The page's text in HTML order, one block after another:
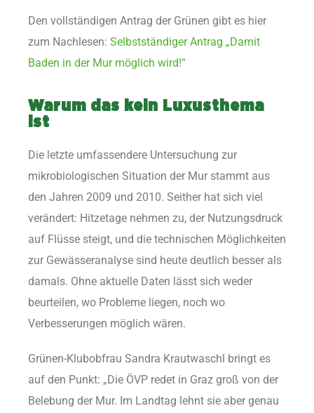
Den vollständigen Antrag der Grünen gibt es hier
zum Nachlesen: Selbstständiger Antrag „Damit
Baden in der Mur möglich wird!“
Warum das kein Luxusthema
ist
Die letzte umfassendere Untersuchung zur
mikrobiologischen Situation der Mur stammt aus
den Jahren 2009 und 2010. Seither hat sich viel
verändert: Hitzetage nehmen zu, der Nutzungsdruck
auf Flüsse steigt, und die technischen Möglichkeiten
zur Gewässeranalyse sind heute deutlich besser als
damals. Ohne aktuelle Daten lässt sich weder
beurteilen, wo Probleme liegen, noch wo
Verbesserungen möglich wären.
Grünen-Klubobfrau Sandra Krautwaschl bringt es
auf den Punkt: „Die ÖVP redet in Graz groß von der
Belebung der Mur. Im Landtag lehnt sie aber genau